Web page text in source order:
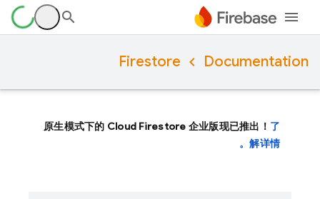
Documentation
Firestore
原生模式下的 Cloud Firestore 企业版现已推出！ 了
解详情。